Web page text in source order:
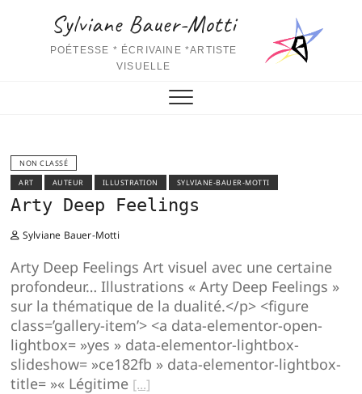
Sylviane Bauer-Motti
POÉTESSE * ÉCRIVAINE *ARTISTE
VISUELLE
NON CLASSÉ
ART
AUTEUR ILLUSTRATION SYLVIANE-BAUER-MOTTI
Arty Deep Feelings
Sylviane Bauer-Motti
Arty Deep Feelings Art visuel avec une certaine
profondeur… Illustrations « Arty Deep Feelings »
sur la thématique de la dualité.</p> <figure
class=’gallery-item’> <a data-elementor-open-
lightbox= »yes » data-elementor-lightbox-
slideshow= »ce182fb » data-elementor-lightbox-
title= »« Légitime